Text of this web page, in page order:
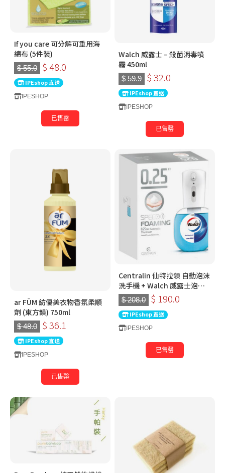
If you care 可分解可重用海
綿布 (5件裝)
$ 55.0 $ 48.0
IPEshop 直送
IPESHOP
已售罄
Walch 威露士 – 殺菌消毒噴
霧 450ml
$ 59.9 $ 32.0
IPEshop 直送
IPESHOP
已售罄
ar FÜM 紡優美衣物香氛柔順
劑 (東方韻) 750ml
$ 48.0 $ 36.1
IPEshop 直送
IPESHOP
已售罄
Centralin 仙特拉領 自動泡沫
洗手機 + Walch 威露士泡沫
自動洗手液機專用補充裝
350ml
$ 208.0 $ 190.0
IPEshop 直送
IPESHOP
已售罄